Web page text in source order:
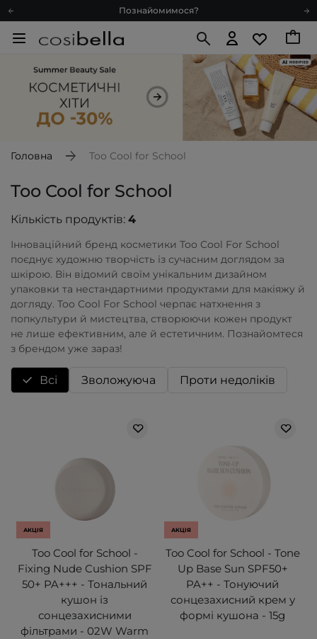
Познайомимося?
Доставка з любов'ю
Рекомендуй нас і отримуй ще більше балів
Запитай косметолога
Доставка з любов'ю
Блог
Головна Too Cool for School
Too Cool for School
Кількість продуктів: 4
Інноваційний бренд косметики Too Cool For School
поєднує художню творчість із сучасним доглядом за
шкірою. Він відомий своїм унікальним дизайном
упаковки та нестандартними продуктами для макіяжу й
догляду. Too Cool For School черпає натхнення з
попкультури й мистецтва, створюючи кожен продукт
не лише ефективним, але й естетичним. Познайомтеся
з брендом уже зараз!
Всі Зволожуюча Проти недоліків
АКЦІЯ
Too Cool for School -
Fixing Nude Cushion SPF
50+ PA+++ - Тональний
кушон із
сонцезахисними
фільтрами - 02W Warm
АКЦІЯ
Too Cool for School - Tone
Up Base Sun SPF50+
PA++ - Тонуючий
сонцезахисний крем у
формі кушона - 15g